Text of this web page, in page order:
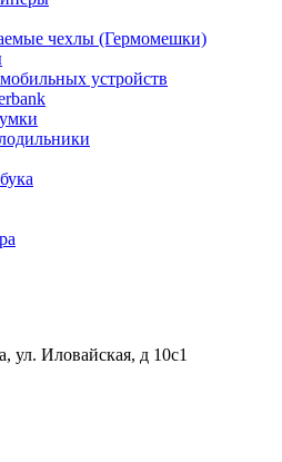
чехлы (Гермомешки)
устройств
Иловайская, д 10с1